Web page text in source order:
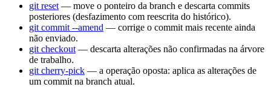
git reset — move o ponteiro da branch e descarta commits
posteriores (desfazimento com reescrita do histórico).
git commit --amend — corrige o commit mais recente ainda
não enviado.
git checkout — descarta alterações não confirmadas na árvore
de trabalho.
git cherry-pick — a operação oposta: aplica as alterações de
um commit na branch atual.